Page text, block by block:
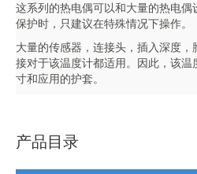
这系列的热电偶可以和大量的热电偶
保护时，只建议在特殊情况下操作。
大量的传感器，连接头，插入深度，
接对于该温度计都适用。因此，该温
寸和应用的护套。
产品目录